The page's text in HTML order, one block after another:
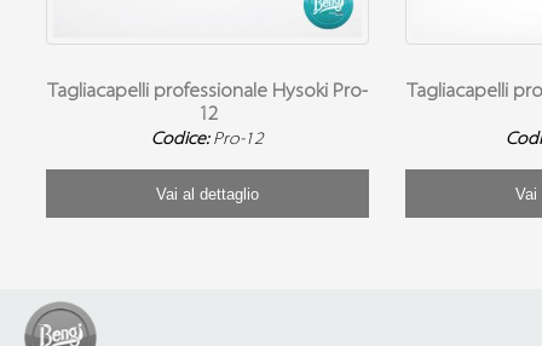
Tagliacapelli professionale Hysoki Pro-
12
Codice: Pro-12
Vai al dettaglio
Tagliacapelli
Vai